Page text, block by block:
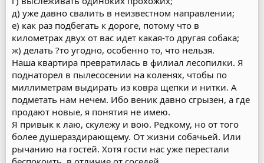
д) уже давно свалить в неизвестном направлении;
е) как раз подбегать к дороге, потому что в
километрах двух от вас идет какая-то другая собака;
ж) делать ?то угодно, особенно то, что нельзя.
Наша квартира превратилась в филиал лесопилки. Я
поднаторел в пылесосении на коленях, чтобы по
миллиметрам выдирать из ковра щепки и нитки. А
подметать нам нечем. Ибо веник давно сгрызен, а где
продают новые, я понятия не имею.
Я привык к лаю, скулежу и вою. Редкому, но от того
более душераздирающему. От жизни собачьей. Или
рычанию на гостей. Хотя гости нас уже перестали